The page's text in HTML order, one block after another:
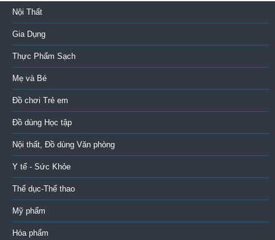
Nội Thất
Gia Dụng
Thực Phẩm Sạch
Mẹ và Bé
Đồ chơi Trẻ em
Đồ dùng Học tập
Nội thất, Đồ dùng Văn phòng
Y tế - Sức Khỏe
Thể dục-Thể thao
Mỹ phẩm
Hóa phẩm